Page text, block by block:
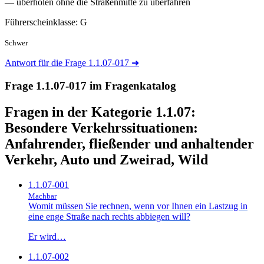
— überholen ohne die Straßenmitte zu überfahren
Führerscheinklasse: G
Schwer
Antwort für die Frage 1.1.07-017 ➜
Frage 1.1.07-017 im Fragenkatalog
Fragen in der Kategorie 1.1.07:
Besondere Verkehrssituationen:
Anfahrender, fließender und anhaltender
Verkehr, Auto und Zweirad, Wild
1.1.07-001
Machbar
Womit müssen Sie rechnen, wenn vor Ihnen ein Lastzug in
eine enge Straße nach rechts abbiegen will?
Er wird…
1.1.07-002